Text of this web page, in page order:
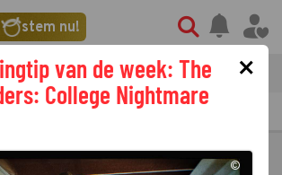
stem nu!
streaming nieuws
PRIMETIME GEMIST
×
van de week: The
College Nightmare
©